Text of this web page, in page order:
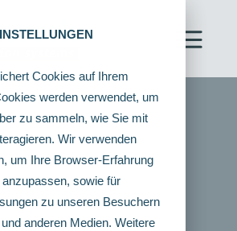
Cookies auf Ihrem
werden verwendet, um
zu sammeln, wie Sie mit
Wir verwenden
um Ihre Browser-Erfahrung
sowie für
zu unseren Besuchern
anderen Medien. Weitere